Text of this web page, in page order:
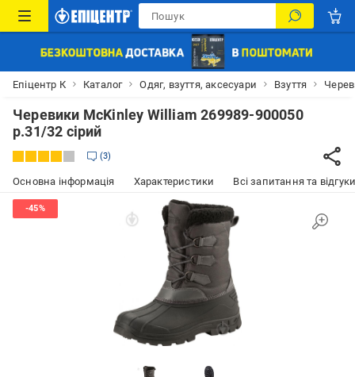
Епіцентр К Каталог Одяг, взуття, аксесуари Взуття
Черевики McKinley William 269989-900050
р.31/32 сірий
3
Основна інформація Характеристики Всі запитання та